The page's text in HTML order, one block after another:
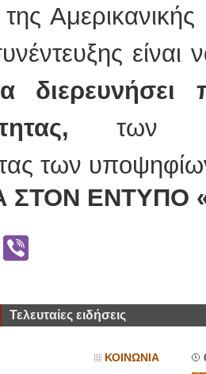
είναι
διερευνήσει
των
των
ΣΤΟΝ ΕΝΤΥΠΟ
WhatsApp
Τελευταίες ειδήσεις
ΚΟΙΝΩΝΙΑ